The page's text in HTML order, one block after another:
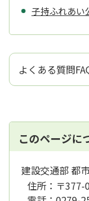
子持ふれあい
よくある質問
このページに
建設交通部 都
住所： 〒377-